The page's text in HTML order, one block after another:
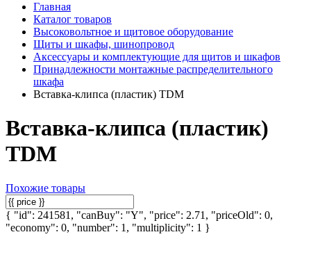
Главная
Каталог товаров
Высоковольтное и щитовое оборудование
Щиты и шкафы, шинопровод
Аксессуары и комплектующие для щитов и шкафов
Принадлежности монтажные распределительного
шкафа
Вставка-клипса (пластик) TDM
Вставка-клипса (пластик)
TDM
Похожие товары
{ "id": 241581, "canBuy": "Y", "price": 2.71, "priceOld": 0,
"economy": 0, "number": 1, "multiplicity": 1 }